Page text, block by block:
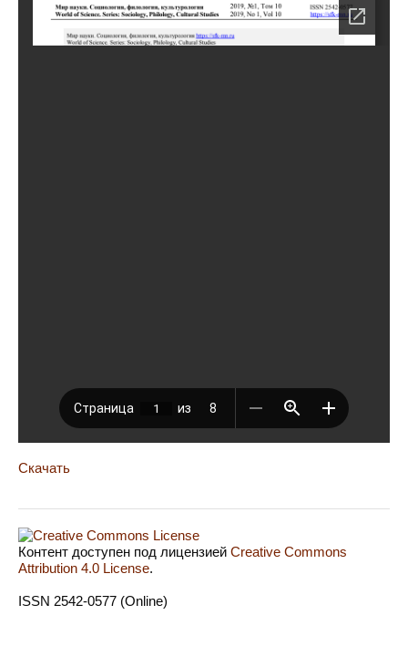
Скачать
Контент доступен под лицензией Creative Commons
Attribution 4.0 License.
ISSN 2542-0577 (Online)